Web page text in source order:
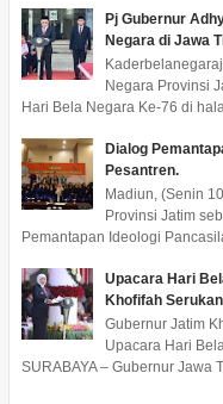
Pj Gubernur
Negara di Jawa
Negara Provinsi
Hari Bela Negara Ke-76 di
Dialog
Pesantren.
Madiun, (Senin
Provinsi Jatim
Pemantapan Ideologi
Upacara Hari
Khofifah
Gubernur Jatim
Upacara Hari
SURABAYA – Gubernur Jawa